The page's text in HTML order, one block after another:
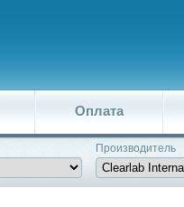
Оплата
Производитель